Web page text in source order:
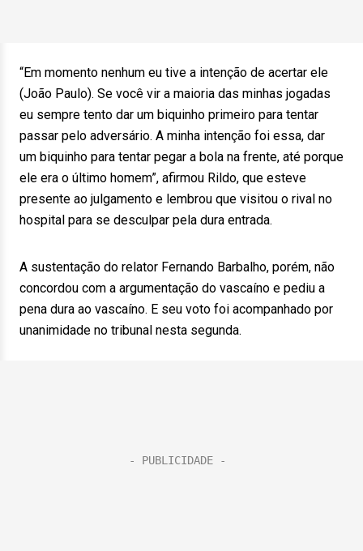
“Em momento nenhum eu tive a intenção de acertar ele
(João Paulo). Se você vir a maioria das minhas jogadas
eu sempre tento dar um biquinho primeiro para tentar
passar pelo adversário. A minha intenção foi essa, dar
um biquinho para tentar pegar a bola na frente, até porque
ele era o último homem”, afirmou Rildo, que esteve
presente ao julgamento e lembrou que visitou o rival no
hospital para se desculpar pela dura entrada.
A sustentação do relator Fernando Barbalho, porém, não
concordou com a argumentação do vascaíno e pediu a
pena dura ao vascaíno. E seu voto foi acompanhado por
unanimidade no tribunal nesta segunda.